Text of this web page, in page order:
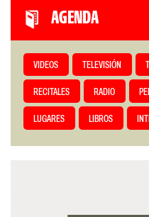
AGENDA
VIDEOS TELEVISIÓN
RECITALES RADIO
LUGARES LIBROS